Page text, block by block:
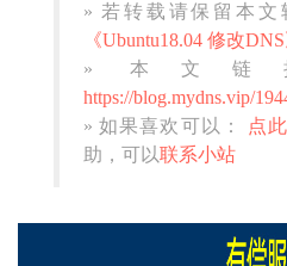
» 若转载请保留本文
《Ubuntu18.04 修改DNS
» 本文链
https://blog.mydns.vip/
» 如果喜欢可以：
点
助，可以联系小站